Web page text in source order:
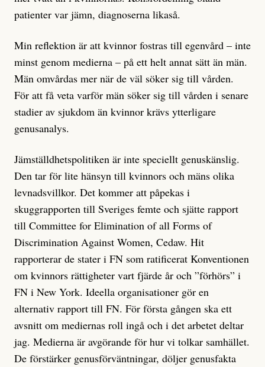
patienter var jämn, diagnoserna likaså.
Min reflektion är att kvinnor fostras till egenvård – inte
minst genom medierna – på ett helt annat sätt än män.
Män omvårdas mer när de väl söker sig till vården.
För att få veta varför män söker sig till vården i senare
stadier av sjukdom än kvinnor krävs ytterligare
genusanalys.
Jämställdhetspolitiken är inte speciellt genuskänslig.
Den tar för lite hänsyn till kvinnors och mäns olika
levnadsvillkor. Det kommer att påpekas i
skuggrapporten till Sveriges femte och sjätte rapport
till Committee for Elimination of all Forms of
Discrimination Against Women, Cedaw. Hit
rapporterar de stater i FN som ratificerat Konventionen
om kvinnors rättigheter vart fjärde år och ”förhörs” i
FN i New York. Ideella organisationer gör en
alternativ rapport till FN. För första gången ska ett
avsnitt om mediernas roll ingå och i det arbetet deltar
jag. Medierna är avgörande för hur vi tolkar samhället.
De förstärker genusförväntningar, döljer genusfakta